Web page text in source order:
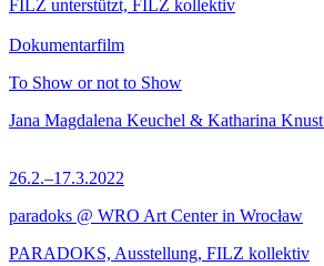
FILZ unterstützt, FILZ kollektiv
Dokumentarfilm
To Show or not to Show
Jana Magdalena Keuchel & Katharina Knust
26.2.–17.3.2022
paradoks @ WRO Art Center in Wrocław
PARADOKS, Ausstellung, FILZ kollektiv